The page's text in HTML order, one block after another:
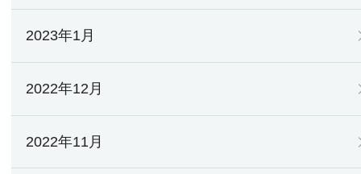
2023年1月
2022年12月
2022年11月